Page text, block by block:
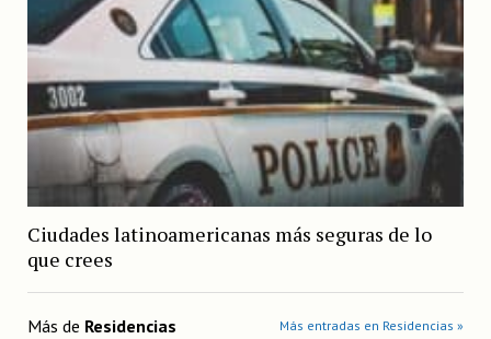
Ciudades latinoamericanas más seguras de lo
que crees
Más de Residencias Más entradas en Residencias »